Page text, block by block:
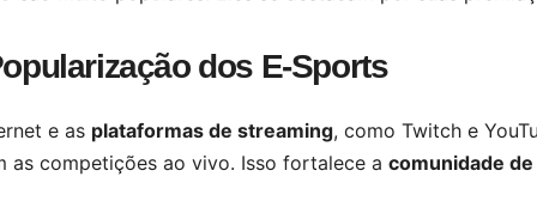
dos E-Sports
e as plataformas de streaming, como Twitch e
as competições ao vivo. Isso fortalece a comunidade